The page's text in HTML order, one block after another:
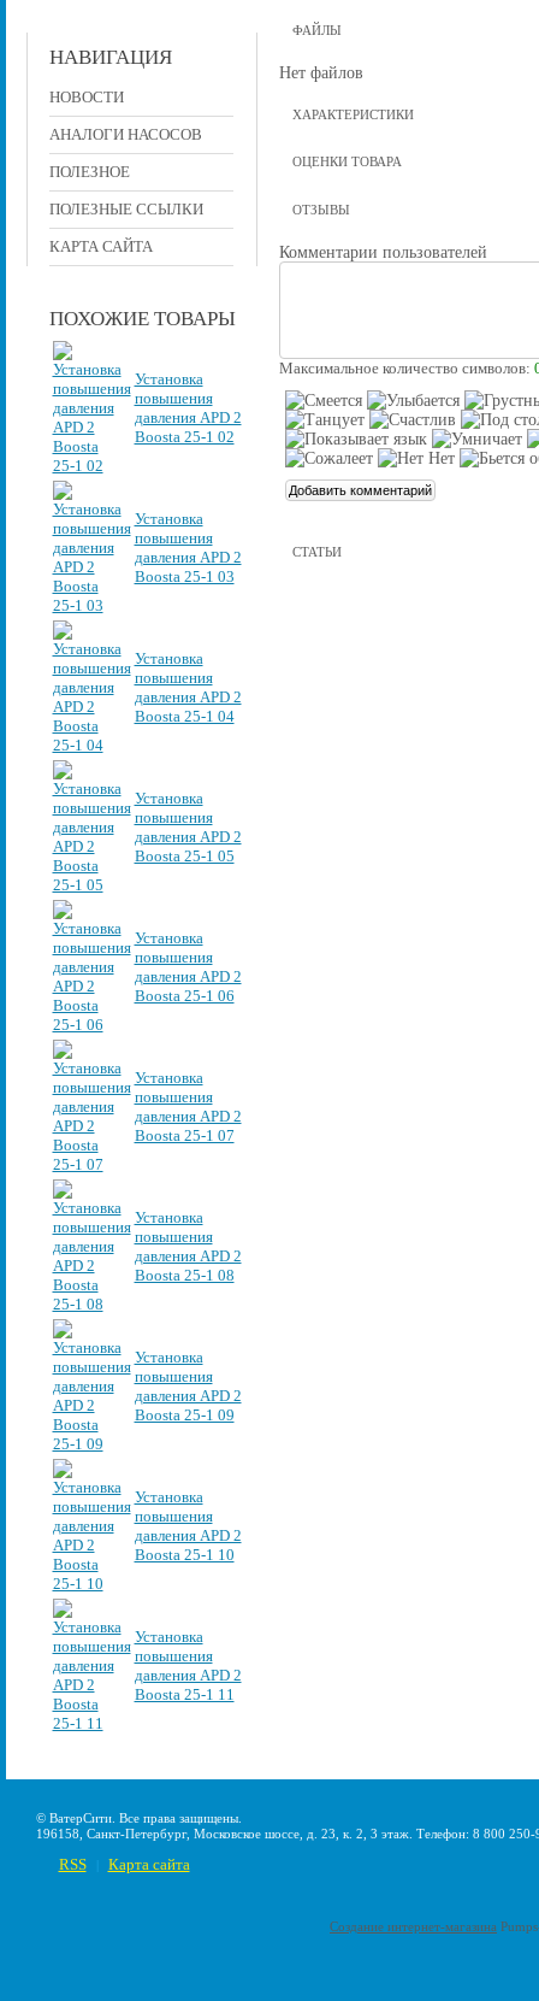
НАВИГАЦИЯ
НОВОСТИ
АНАЛОГИ НАСОСОВ
ПОЛЕЗНОЕ
ПОЛЕЗНЫЕ ССЫЛКИ
КАРТА САЙТА
ПОХОЖИЕ ТОВАРЫ
Установка
повышения
давления APD 2
Boosta 25-1 02
Установка
повышения
давления APD 2
Boosta 25-1 03
Установка
повышения
давления APD 2
Boosta 25-1 04
Установка
повышения
давления APD 2
Boosta 25-1 05
Установка
повышения
давления APD 2
Boosta 25-1 06
Установка
повышения
давления APD 2
Boosta 25-1 07
Установка
повышения
давления APD 2
Boosta 25-1 08
Установка
повышения
давления APD 2
Boosta 25-1 09
Установка
повышения
давления APD 2
Boosta 25-1 10
Установка
повышения
давления APD 2
Boosta 25-1 11
ФАЙЛЫ
Нет файлов
ХАРАКТЕРИСТИКИ
ОЦЕНКИ ТОВАРА
ОТЗЫВЫ
Комментарии пользователей
Максимальное количество символов:
СТАТЬИ
© ВатерСити. Все права защищены.
196158, Санкт-Петербург, Московское шоссе, д. 23, к. 2, 3 этаж. Телефон: 8 800
RSS Карта сайта
Создание интернет-магазина